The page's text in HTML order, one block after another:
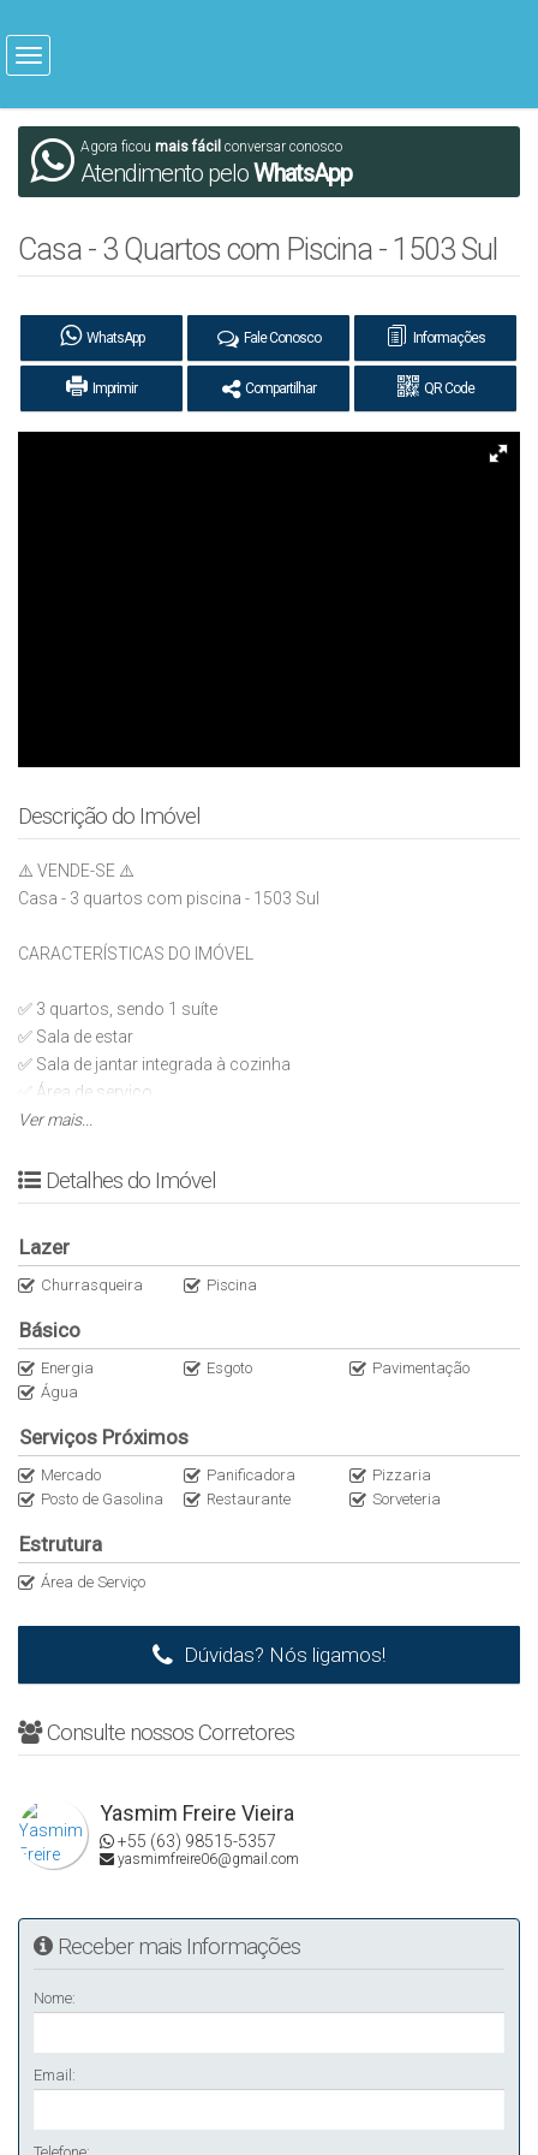
Agora ficou mais fácil conversar conosco
Atendimento peloWhatsApp
Casa - 3 Quartos com Piscina - 1503 Sul
WhatsApp Fale Conosco Informações
Imprimir Compartilhar QR Code
Descrição do Imóvel
⚠️ VENDE-SE ⚠️
Casa - 3 quartos com piscina - 1503 Sul
CARACTERÍSTICAS DO IMÓVEL
✅ 3 quartos, sendo 1 suíte
✅ Sala de estar
✅ Sala de jantar integrada à cozinha
✅ Área de serviço
✅ Garagem coberta para 2 veículos
DIFERENCIAIS E ÁREA DE LAZER
✅ Piscina
✅ Área do terreno: 265 m²
✅ Área construída: 145 m²
LOCALIZAÇÃO
✔️ 1503 Sul, Alameda 28
VALOR
Creci/TO J2913
Ver mais...
Detalhes do Imóvel
Lazer
Churrasqueira Piscina
Básico
Energia Esgoto
Pavimentação
Água
Serviços Próximos
Mercado Panificadora
Pizzaria
Posto de Gasolina
Restaurante Sorveteria
Estrutura
Área de Serviço
Dúvidas? Nós ligamos!
Consulte nossos Corretores
Yasmim Freire Vieira
+55 (63) 98515-5357
yasmimfreire06@gmail.com
Receber mais Informações
Nome:
Email: